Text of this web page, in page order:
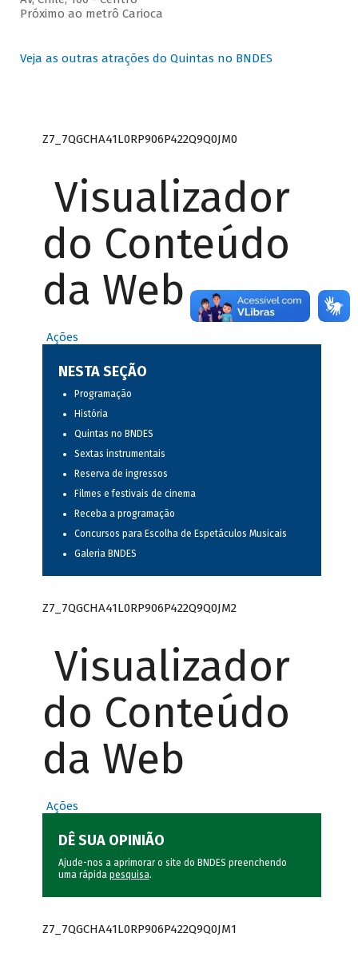
Próximo ao metrô Carioca
Veja as outras atrações do Quintas no BNDES
Z7_7QGCHA41L0RP906P422Q9Q0JM0
Visualizador
do Conteúdo
da Web
Ações
NESTA SEÇÃO
Programação
História
Quintas no BNDES
Sextas instrumentais
Reserva de ingressos
Filmes e festivais de cinema
Receba a programação
Concursos para Escolha de Espetáculos Musicais
Galeria BNDES
Z7_7QGCHA41L0RP906P422Q9Q0JM2
Visualizador
do Conteúdo
da Web
Ações
DÊ SUA OPINIÃO
Ajude-nos a aprimorar o site do BNDES preenchendo
uma rápida pesquisa.
Z7_7QGCHA41L0RP906P422Q9Q0JM1